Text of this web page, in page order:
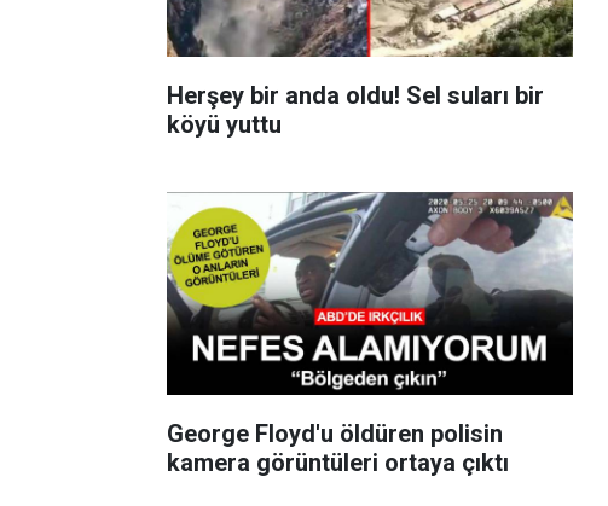
Herşey bir anda oldu! Sel suları bir
köyü yuttu
George Floyd'u öldüren polisin
kamera görüntüleri ortaya çıktı